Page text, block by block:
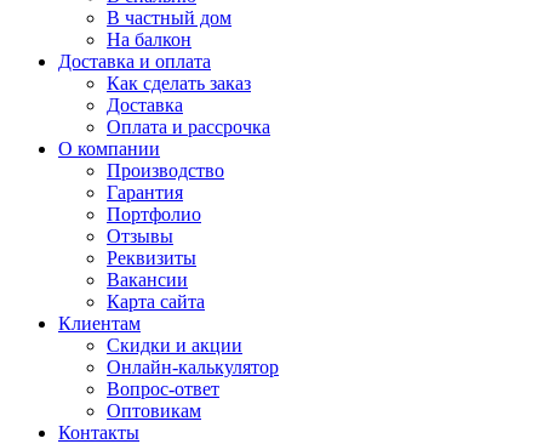
В частный дом
На балкон
Доставка и оплата
Как сделать заказ
Доставка
Оплата и рассрочка
О компании
Производство
Гарантия
Портфолио
Отзывы
Реквизиты
Вакансии
Карта сайта
Клиентам
Скидки и акции
Онлайн-калькулятор
Вопрос-ответ
Оптовикам
Контакты